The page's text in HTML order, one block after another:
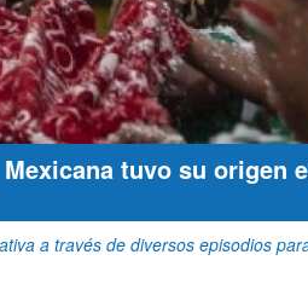
tuvo su origen
a través de diversos episodios